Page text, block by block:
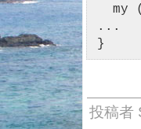
my
...
}
投稿者